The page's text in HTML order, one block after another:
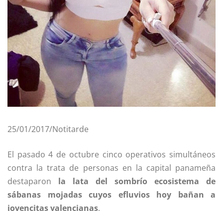
25/01/2017/Notitarde
El pasado 4 de octubre cinco operativos simultáneos
contra la trata de personas en la capital panameña
destaparon la lata del sombrío ecosistema de
sábanas mojadas cuyos efluvios hoy bañan a
jovencitas valencianas.